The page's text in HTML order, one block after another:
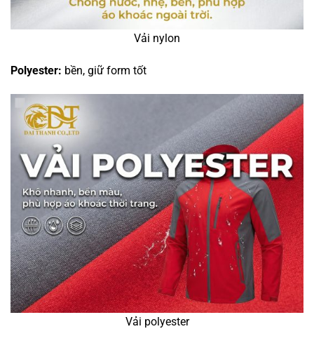
Vải nylon
Polyester: bền, giữ form tốt
Vải polyester